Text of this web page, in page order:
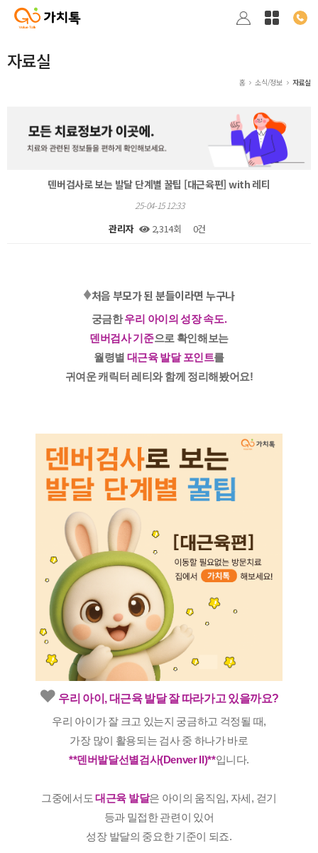
자료실
홈 소식/정보 자료실
덴버검사로 보는 발달 단계별 꿀팁 [대근육편] with 레티
25-04-15 12:33
관리자 2,314회 0건
♦️처음 부모가 된 분들이라면 누구나
궁금한우리 아이의 성장 속도.
덴버검사 기준으로 확인해보는
월령별 대근육 발달 포인트를
귀여운 캐릭터 레티와 함께 정리해봤어요!
❤️ 우리 아이, 대근육 발달 잘 따라가고 있을까요?
우리 아이가 잘 크고 있는지 궁금하고 걱정될 때,
가장 많이 활용되는 검사 중 하나가 바로
**덴버발달선별검사(Denver II)**입니다.
그중에서도대근육 발달은 아이의 움직임, 자세, 걷기
등과 밀접한 관련이 있어
성장 발달의 중요한 기준이 되죠.